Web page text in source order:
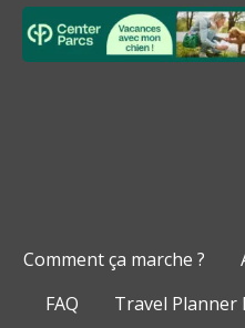
Comment ça marche ?
FAQ
Travel Planner